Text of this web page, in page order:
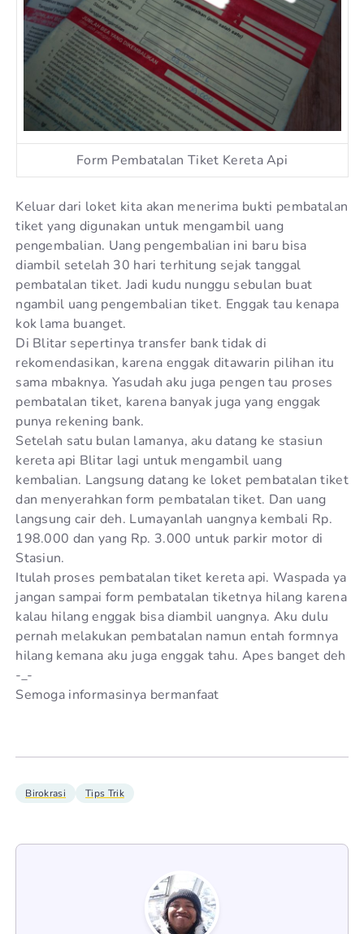
Form Pembatalan Tiket Kereta Api
Keluar dari loket kita akan menerima bukti pembatalan
tiket yang digunakan untuk mengambil uang
pengembalian. Uang pengembalian ini baru bisa
diambil setelah 30 hari terhitung sejak tanggal
pembatalan tiket. Jadi kudu nunggu sebulan buat
ngambil uang pengembalian tiket. Enggak tau kenapa
kok lama buanget.
Di Blitar sepertinya transfer bank tidak di
rekomendasikan, karena enggak ditawarin pilihan itu
sama mbaknya. Yasudah aku juga pengen tau proses
pembatalan tiket, karena banyak juga yang enggak
punya rekening bank.
Setelah satu bulan lamanya, aku datang ke stasiun
kereta api Blitar lagi untuk mengambil uang
kembalian. Langsung datang ke loket pembatalan tiket
dan menyerahkan form pembatalan tiket. Dan uang
langsung cair deh. Lumayanlah uangnya kembali Rp.
198.000 dan yang Rp. 3.000 untuk parkir motor di
Stasiun.
Itulah proses pembatalan tiket kereta api. Waspada ya
jangan sampai form pembatalan tiketnya hilang karena
kalau hilang enggak bisa diambil uangnya. Aku dulu
pernah melakukan pembatalan namun entah formnya
hilang kemana aku juga enggak tahu. Apes banget deh
-_-
Semoga informasinya bermanfaat
Birokrasi Tips Trik